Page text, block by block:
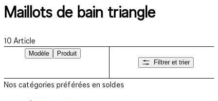
Maillots de bain triangle
10 Article
Modèle
Produit
Filtrer et trier
Nos catégories préférées en soldes